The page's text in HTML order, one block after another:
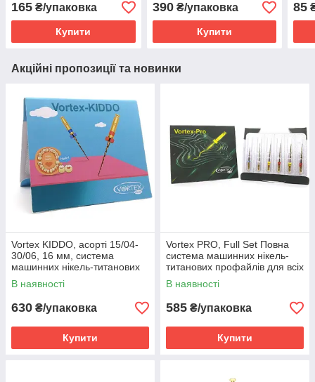
165 ₴/упаковка
Купити
390₴/упаковка
Купити
85
Акційні пропозиції та новинки
Vortex KIDDO, асорті 15/04-
30/06, 16 мм, система
машинних нікель-титанових
профайлів для ДІТЕЙ, 6 шт
В наявності
630 ₴/упаковка
Купити
Vortex PRO, Full Set Повна
система машинних нікель-
титанових профайлів для всіх
видів каналів, 8 шт
В наявності
585 ₴/упаковка
Купити